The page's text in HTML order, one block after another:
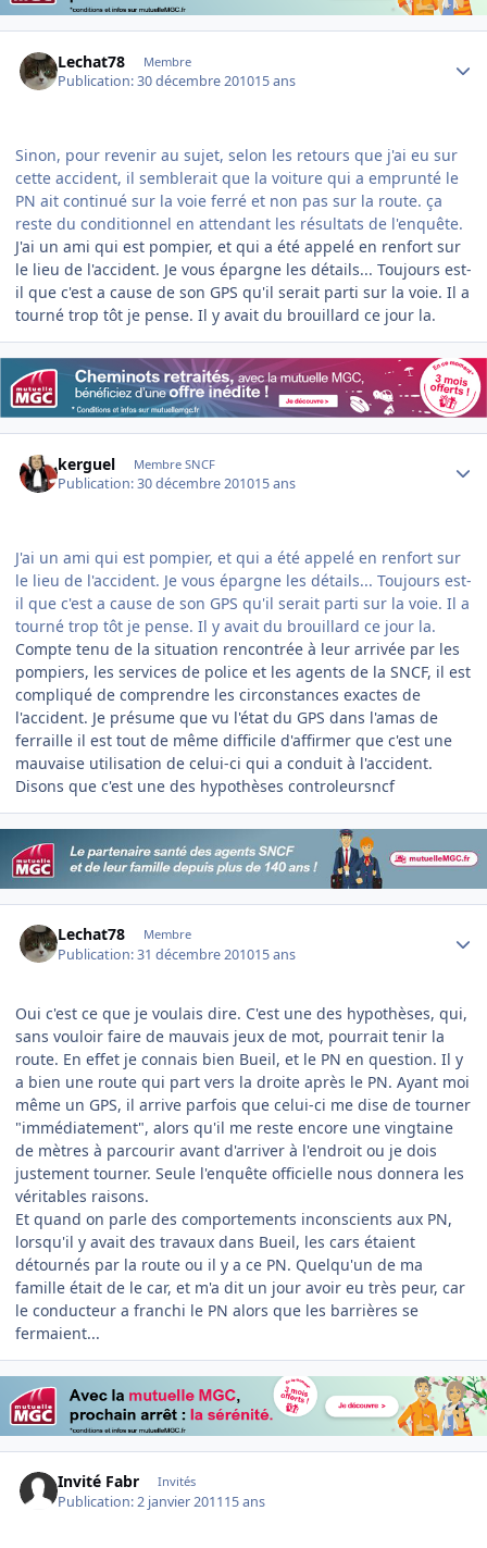
Lechat78 Membre
Publication:30 décembre 201015 ans
Sinon, pour revenir au sujet, selon les retours que j'ai eu sur
cette accident, il semblerait que la voiture qui a emprunté le
PN ait continué sur la voie ferré et non pas sur la route. ça
reste du conditionnel en attendant les résultats de l'enquête.
J'ai un ami qui est pompier, et qui a été appelé en renfort sur
le lieu de l'accident. Je vous épargne les détails... Toujours est-
il que c'est a cause de son GPS qu'il serait parti sur la voie. Il a
tourné trop tôt je pense. Il y avait du brouillard ce jour la.
kerguel Membre SNCF
Publication:30 décembre 201015 ans
J'ai un ami qui est pompier, et qui a été appelé en renfort sur
le lieu de l'accident. Je vous épargne les détails... Toujours est-
il que c'est a cause de son GPS qu'il serait parti sur la voie. Il a
tourné trop tôt je pense. Il y avait du brouillard ce jour la.
Compte tenu de la situation rencontrée à leur arrivée par les
pompiers, les services de police et les agents de la SNCF, il est
compliqué de comprendre les circonstances exactes de
l'accident. Je présume que vu l'état du GPS dans l'amas de
ferraille il est tout de même difficile d'affirmer que c'est une
mauvaise utilisation de celui-ci qui a conduit à l'accident.
Disons que c'est une des hypothèses controleursncf
Lechat78 Membre
Publication:31 décembre 201015 ans
Oui c'est ce que je voulais dire. C'est une des hypothèses, qui,
sans vouloir faire de mauvais jeux de mot, pourrait tenir la
route. En effet je connais bien Bueil, et le PN en question. Il y
a bien une route qui part vers la droite après le PN. Ayant moi
même un GPS, il arrive parfois que celui-ci me dise de tourner
"immédiatement", alors qu'il me reste encore une vingtaine
de mètres à parcourir avant d'arriver à l'endroit ou je dois
justement tourner. Seule l'enquête officielle nous donnera les
véritables raisons.
Et quand on parle des comportements inconscients aux PN,
lorsqu'il y avait des travaux dans Bueil, les cars étaient
détournés par la route ou il y a ce PN. Quelqu'un de ma
famille était de le car, et m'a dit un jour avoir eu très peur, car
le conducteur a franchi le PN alors que les barrières se
fermaient...
Invité Fabr Invités
Publication:2 janvier 201115 ans